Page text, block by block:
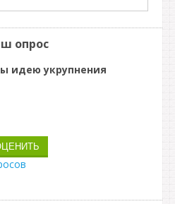
опрос
идею укрупнения